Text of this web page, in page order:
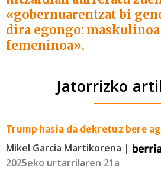
«gobernuarentzat bi
dira egongo:
femeninoa».
Jatorrizko
Trump hasia da dekretuz bere
Mikel Garcia Martikorena |
2025eko urtarrilaren 21a